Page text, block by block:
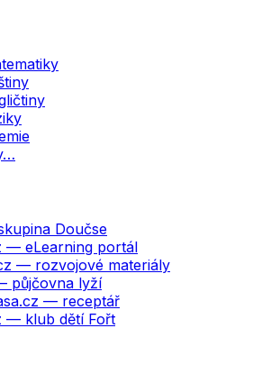
Doučse
— eLearning portál
— rozvojové materiály
půjčovna lyží
— receptář
— klub dětí Fořt